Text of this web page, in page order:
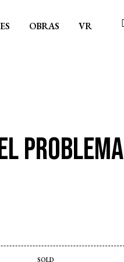
OBRAS VR
PROBLEMA
SOLD